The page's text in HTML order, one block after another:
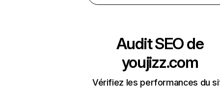
Audit SEO de
youjizz.com
Vérifiez les performances du